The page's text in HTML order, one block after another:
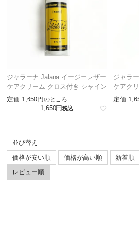
ジャラーナ Jalana イージーレザー
ケアクリーム クロス付き シャイン
定価 1,650 のところ
1,650 税込
ジャラ
ケアク
定価
並び替え
価格が安い順
価格が高い順 新着順
レビュー順